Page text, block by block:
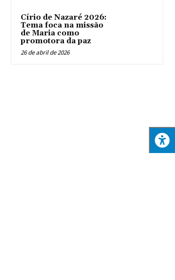
Círio de Nazaré 2026:
Tema foca na missão
de Maria como
promotora da paz
26 de abril de 2026